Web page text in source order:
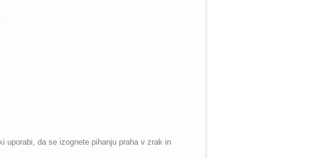
uporabi, da se izognete pihanju praha v zrak in